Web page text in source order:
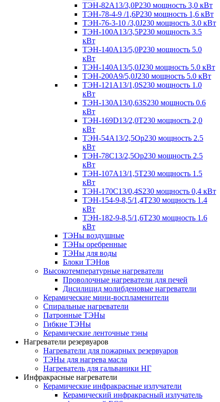
ТЭН-82А13/3,0Р230 мощность 3,0 кВт
ТЭН-78-4-9 /1,6P230 мощность 1,6 кВт
ТЭН-76-3-10 /3,0J230 мощность 3.0 кВт
ТЭН-100А13/3,5Р230 мощность 3.5
кВт
ТЭН-140А13/5,0Р230 мощность 5.0
кВт
ТЭН-140А13/5,0J230 мощность 5.0 кВт
ТЭН-200А9/5,0J230 мощность 5.0 кВт
ТЭН-121А13/1,0S230 мощность 1.0
кВт
ТЭН-130А13/0,63S230 мощность 0.6
кВт
ТЭН-169D13/2,0T230 мощность 2,0
кВт
ТЭН-54А13/2,5Ор230 мощность 2.5
кВт
ТЭН-78С13/2,5Ор230 мощность 2.5
кВт
ТЭН-107А13/1,5Т230 мощность 1.5
кВт
ТЭН-170C13/0,4S230 мощность 0,4 кВт
ТЭН-154-9-8,5/1,4Т230 мощность 1.4
кВт
ТЭН-182-9-8,5/1,6Т230 мощность 1.6
кВт
ТЭНы воздушные
ТЭНы оребренные
ТЭНы для воды
Блоки ТЭНов
Высокотемпературные нагреватели
Проволочные нагреватели для печей
Дисилицид молибденовые нагреватели
Керамические мини-воспламенители
Спиральные нагреватели
Патронные ТЭНы
Гибкие ТЭНы
Керамические ленточные тэны
Нагреватели резервуаров
Нагреватели для пожарных резервуаров
ТЭНы для нагрева масла
Нагреватель для гальваники НГ
Инфракрасные нагреватели
Керамические инфракрасные излучатели
Керамический инфракрасный излучатель